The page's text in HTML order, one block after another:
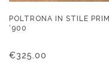
POLTRONA IN STILE PRIMI
‘900
€325.00